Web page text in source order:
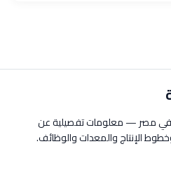
في مصر — معلومات تفصيلية عن
الإنتاج والمعدات والوظائف.